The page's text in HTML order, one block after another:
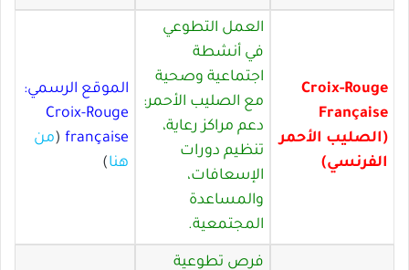
Croix-Rouge
Française
(الصليب الأحمر
الفرنسي)
العمل التطوعي
في أنشطة
اجتماعية وصحية
مع الصليب الأحمر:
دعم مراكز رعاية،
تنظيم دورات
الإسعافات،
والمساعدة
المجتمعية.
الموقع الرسمي:
Croix-Rouge
française
(من
هنا)
فرص تطوعية